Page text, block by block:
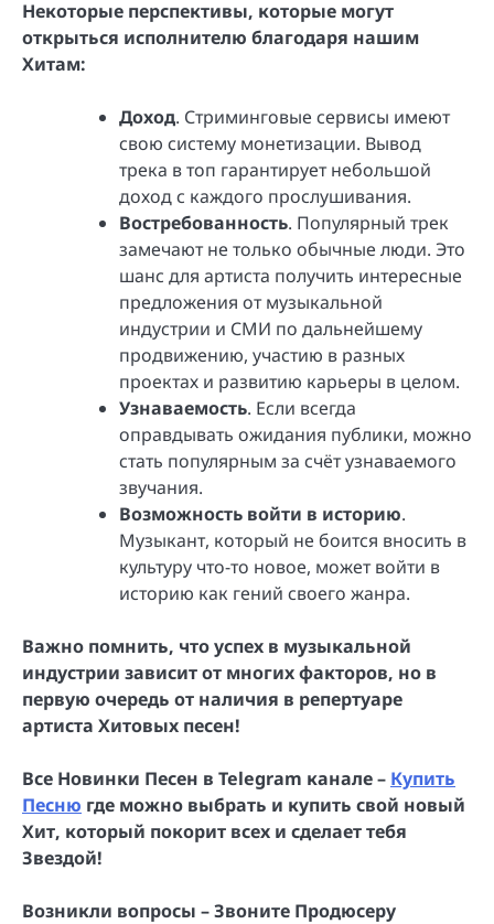
Некоторые перспективы, которые могут
открыться исполнителю благодаря нашим
Хитам:
Доход. Стриминговые сервисы имеют
свою систему монетизации. Вывод
трека в топ гарантирует небольшой
доход с каждого прослушивания.
Востребованность. Популярный трек
замечают не только обычные люди. Это
шанс для артиста получить интересные
предложения от музыкальной
индустрии и СМИ по дальнейшему
продвижению, участию в разных
проектах и развитию карьеры в целом.
Узнаваемость. Если всегда
оправдывать ожидания публики, можно
стать популярным за счёт узнаваемого
звучания.
Возможность войти в историю.
Музыкант, который не боится вносить в
культуру что-то новое, может войти в
историю как гений своего жанра.
Важно помнить, что успех в музыкальной
индустрии зависит от многих факторов, но в
первую очередь от наличия в репертуаре
артиста Хитовых песен!
Все Новинки Песен в Telegram канале – Купить
Песню где можно выбрать и купить свой новый
Хит, который покорит всех и сделает тебя
Звездой!
Возникли вопросы – Звоните Продюсеру